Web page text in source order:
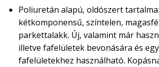
Poliuretán alapú, oldószert
kétkomponensű, színtelen,
parkettalakk. Új, valamint már
illetve fafelületek bevonására és
fafelületekhez használható.